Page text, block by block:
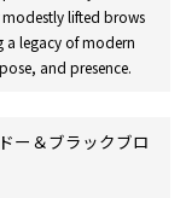
modestly lifted brows
legacy of modern
and presence.
ー＆ブラックブロ